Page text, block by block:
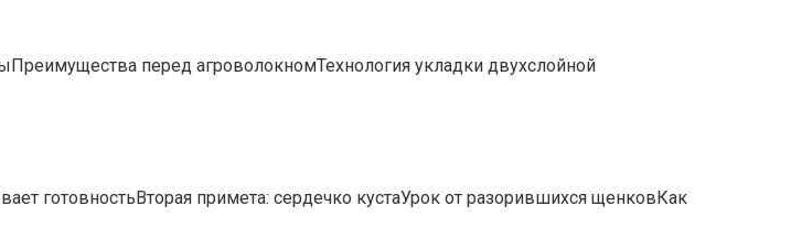
перед агроволокномТехнология укладки двухслойной
готовностьВторая примета: сердечко кустаУрок от разорившихся щенковКак